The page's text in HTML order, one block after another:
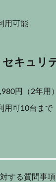
用可能
キュリ
円（2年用
用可10台まで
する質問事